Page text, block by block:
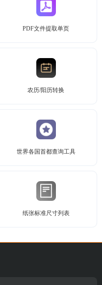
PDF文件提取单页
农历/阳历转换
世界各国首都查询工具
纸张标准尺寸列表